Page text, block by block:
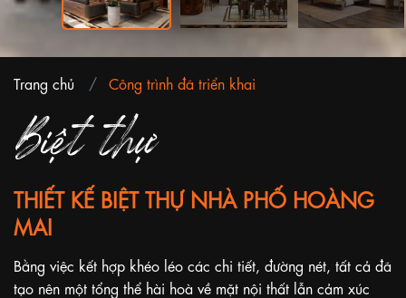
Trang chủ Công trình đã triển khai
Biệt thự
THIẾT KẾ BIỆT THỰ NHÀ PHỐ HOÀNG
MAI
Bằng việc kết hợp khéo léo các chi tiết, đường nét, tất cả đã
tạo nên một tổng thể hài hoà về mặt nội thất lẫn cảm xúc